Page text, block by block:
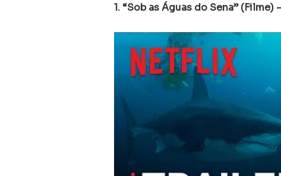
1. “Sob as Águas do Sena”